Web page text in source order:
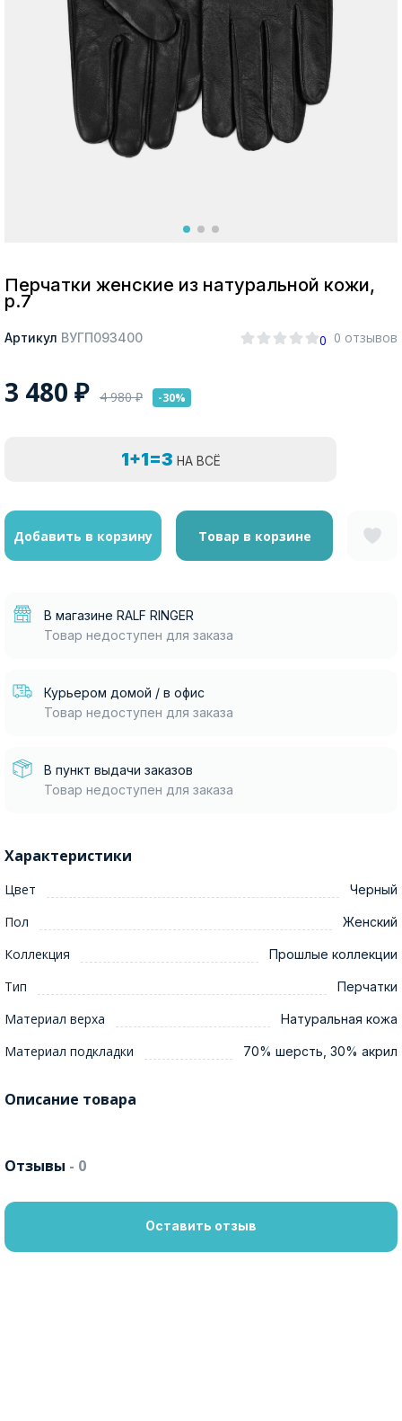
Москва
Перчатки женские из натуральной кожи,
р.7
Артикул ВУГП093400 0 0 отзывов
3 480 ₽ 4 980₽ -30%
1+1=3 НА ВСЁ
Добавить в корзину Товар в корзине
В магазине RALF RINGER
Товар недоступен для заказа
Курьером домой / в офис
Товар недоступен для заказа
В пункт выдачи заказов
Товар недоступен для заказа
Характеристики
Цвет Черный
Пол Женский
Коллекция Прошлые коллекции
Тип Перчатки
Материал верха Натуральная кожа
Материал подкладки 70% шерсть, 30% акрил
Описание товара
Отзывы - 0
Оставить отзыв